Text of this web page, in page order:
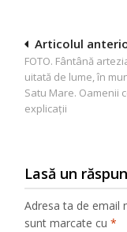
Navigare
în
articole
Articolul
FOTO. Fântână
uitată de lume, în
Satu Mare. Oamenii
explicații
Lasă un
Adresa ta de email
sunt marcate cu*